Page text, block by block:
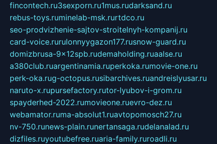
fincontech.ru3sexporn.ru1mus.rudarksand.ru
rebus-toys.ruminelab-msk.rurtdco.ru
seo-prodvizhenie-sajtov-stroitelnyh-kompanij.ru
card-voice.rurulonnyygazon177.rusnow-guard.ru
domizbrusa-9x12spb.rudemaholding.ruaalse.ru
a380club.ruargentinamia.ruperkoka.rumovie-one.ru
perk-oka.rug-octopus.rusibarchives.ruandreislyusar.ru
naruto-x.rupursefactory.rutor-lyubov-i-grom.ru
spayderhed-2022.rumovieone.ruevro-dez.ru
webamator.ruma-absolut1.ruavtopomosch27.ru
nv-750.runews-plain.runertansaga.rudelanalad.ru
dizfiles.ruyoutubefree.ruaria-family.ruroadli.ru